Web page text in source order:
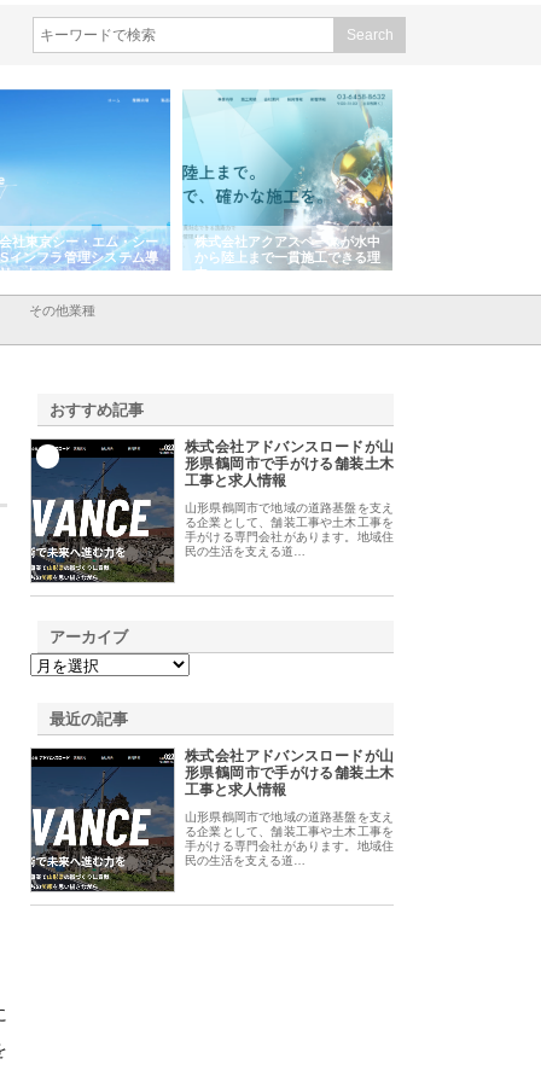
社東京シー・エム・シー
インフラ管理システム導
ット
株式会社アクアスペースが水中
から陸上まで一貫施工できる理
由
その他業種
おすすめ記事
株式会社アドバンスロードが山
形県鶴岡市で手がける舗装土木
工事と求人情報
山形県鶴岡市で地域の道路基盤を支え
る企業として、舗装工事や土木工事を
手がける専門会社があります。地域住
民の生活を支える道…
アーカイブ
最近の記事
株式会社アドバンスロードが山
形県鶴岡市で手がける舗装土木
工事と求人情報
山形県鶴岡市で地域の道路基盤を支え
る企業として、舗装工事や土木工事を
手がける専門会社があります。地域住
民の生活を支える道…